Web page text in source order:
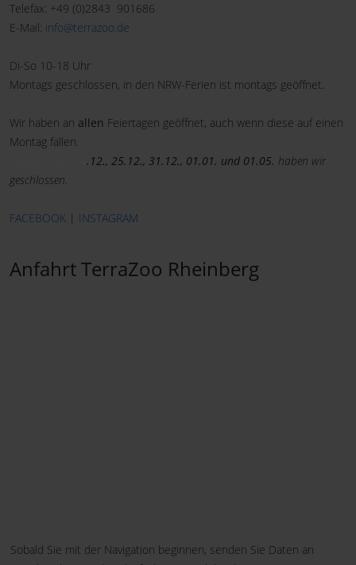
Telefax: +49 (0)2843 901686
E-Mail: info@terrazoo.de
Di-So 10-18 Uhr
Montags geschlossen, in den NRW-Ferien ist montags geöffnet.
Wir haben an allen Feiertagen geöffnet, auch wenn diese auf einen
Montag fallen.
.12., 25.12., 31.12., 01.01. und 01.05. haben wir
geschlossen.
FACEBOOK | INSTAGRAM
Anfahrt TerraZoo Rheinberg
Sobald Sie mit der Navigation beginnen, senden Sie Daten an